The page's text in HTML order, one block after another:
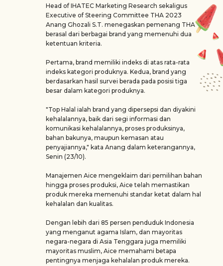
Head of IHATEC Marketing Research sekaligus
Executive of Steering Committee THA 2023
Anang Ghozali S.T. menegaskan pemenang THA
berasal dari berbagai brand yang memenuhi dua
ketentuan kriteria.
Pertama, brand memiliki indeks di atas rata-rata
indeks kategori produknya. Kedua, brand yang
berdasarkan hasil survei berada pada posisi tiga
besar dalam kategori produknya.
"Top Halal ialah brand yang dipersepsi dan diyakini
kehalalannya, baik dari segi informasi dan
komunikasi kehalalannya, proses produksinya,
bahan bakunya, maupun kemasan atau
penyajiannya," kata Anang dalam keterangannya,
Senin (23/10).
Manajemen Aice mengeklaim dari pemilihan bahan
hingga proses produksi, Aice telah memastikan
produk mereka memenuhi standar ketat dalam hal
kehalalan dan kualitas.
Dengan lebih dari 85 persen penduduk Indonesia
yang menganut agama Islam, dan mayoritas
negara-negara di Asia Tenggara juga memiliki
mayoritas muslim, Aice memahami betapa
pentingnya menjaga kehalalan produk mereka.